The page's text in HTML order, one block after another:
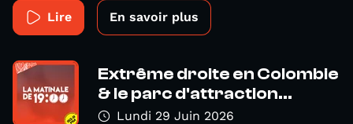
Lire En savoir plus
Extrême droite en Colombie
& le parc d'attraction...
Lundi 29 Juin 2026